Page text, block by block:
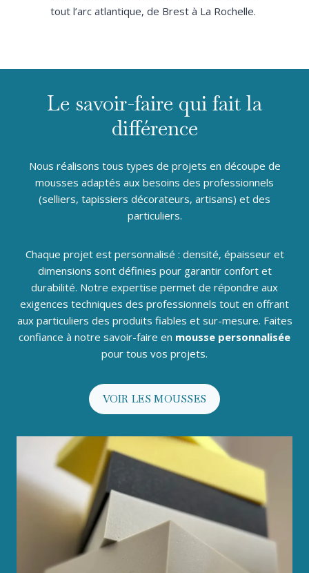
tout l’arc atlantique, de Brest à La Rochelle.
Le savoir-faire qui fait la
différence
Nous réalisons tous types de projets en découpe de
mousses adaptés aux besoins des professionnels
(selliers, tapissiers décorateurs, artisans) et des
particuliers.
Chaque projet est personnalisé : densité, épaisseur et
dimensions sont définies pour garantir confort et
durabilité. Notre expertise permet de répondre aux
exigences techniques des professionnels tout en offrant
aux particuliers des produits fiables et sur-mesure. Faites
confiance à notre savoir-faire en mousse personnalisée
pour tous vos projets.
VOIR LES MOUSSES